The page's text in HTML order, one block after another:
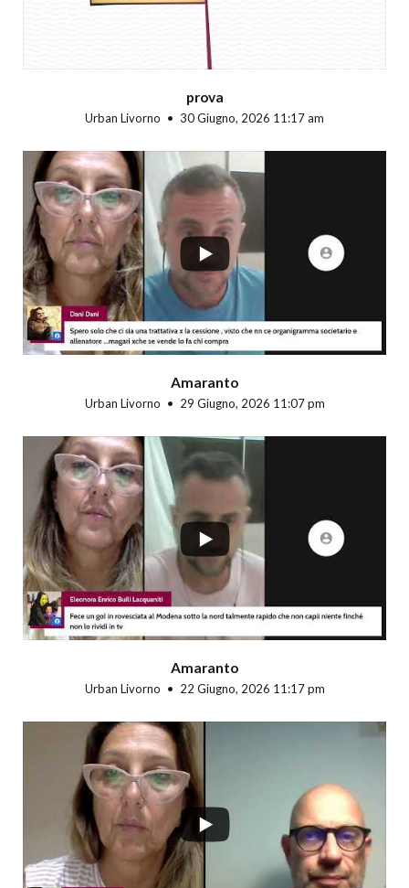
prova
Urban Livorno 30 Giugno, 2026 11:17 am
Amaranto
Urban Livorno 29 Giugno, 2026 11:07 pm
Amaranto
Urban Livorno 22 Giugno, 2026 11:17 pm